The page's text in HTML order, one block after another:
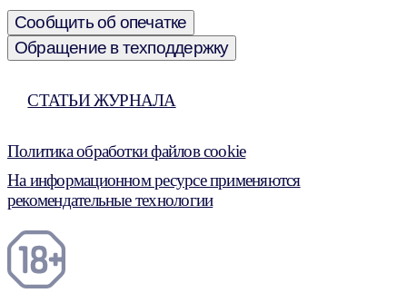
Сообщить об опечатке
Обращение в техподдержку
СТАТЬИ ЖУРНАЛА
Политика обработки файлов cookie
На информационном ресурсе применяются
рекомендательные технологии